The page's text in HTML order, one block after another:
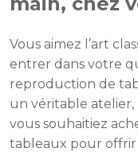
Vous aimez l’art
entrer dans votre
reproduction de
un véritable atelier,
vous souhaitiez
tableaux pour